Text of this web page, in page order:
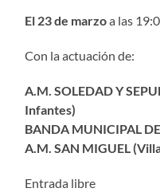
El 23 de marzoa las
Con la actuación de:
A.M. SOLEDAD Y
Infantes)
BANDA MUNICIPAL
A.M. SAN MIGUEL
Entrada libre